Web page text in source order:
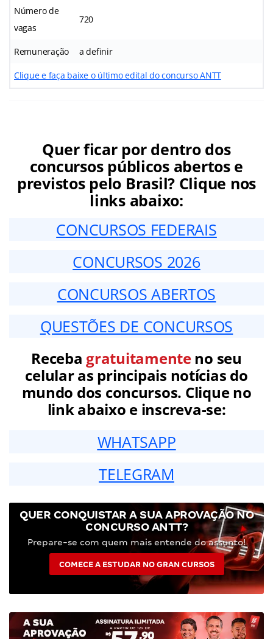
Número de
vagas
720
Remuneração a definir
Clique e faça baixe o último edital do concurso ANTT
Quer ficar por dentro dos
concursos públicos abertos e
previstos pelo Brasil? Clique nos
links abaixo:
CONCURSOS FEDERAIS
CONCURSOS 2026
CONCURSOS ABERTOS
QUESTÕES DE CONCURSOS
Receba gratuitamenteno seu
celular as principais notícias do
mundo dos concursos. Clique no
link abaixo e inscreva-se:
WHATSAPP
TELEGRAM
QUER CONQUISTAR A SUA APROVAÇÃO NO
CONCURSO ANTT?
Prepare-se com quem mais entende do assunto!
COMECE A ESTUDAR NO GRAN CURSOS